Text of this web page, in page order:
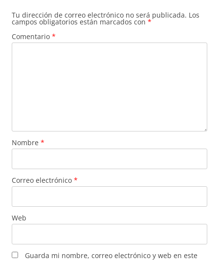
Tu dirección de correo electrónico no será publicada. Los
campos obligatorios están marcados con *
Comentario *
Nombre *
Correo electrónico *
Web
Guarda mi nombre, correo electrónico y web en este